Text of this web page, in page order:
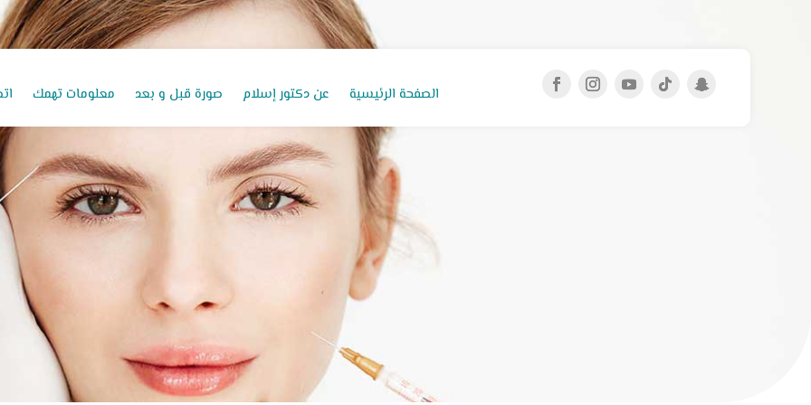
الصفحة الرئيسية عن دكتور إسلام صورة قبل و بعد معلومات تهمك